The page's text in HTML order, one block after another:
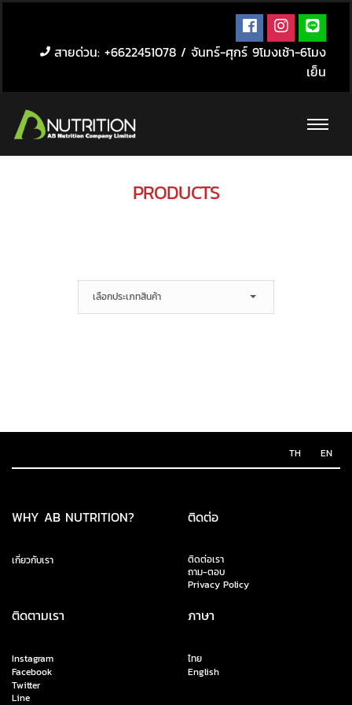
สายด่วน: +6622451078 / จันทร์-ศุกร์ 9โมงเช้า-6โมง
เย็น
PRODUCTS
เลือกประเภทสินค้า
TH EN
WHY AB NUTRITION?
เกี่ยวกับเรา
ติดต่อ
ติดต่อเรา
ถาม-ตอบ
Privacy Policy
ติดตามเรา
Instagram
Facebook
Twitter
Line
ภาษา
ไทย
English